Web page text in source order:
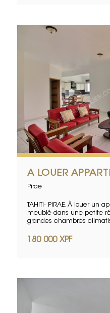
A LOUER
Pirae
TAHITI- PIRAE, À louer un
meublé dans une petite
grandes chambres
180 000 XPF